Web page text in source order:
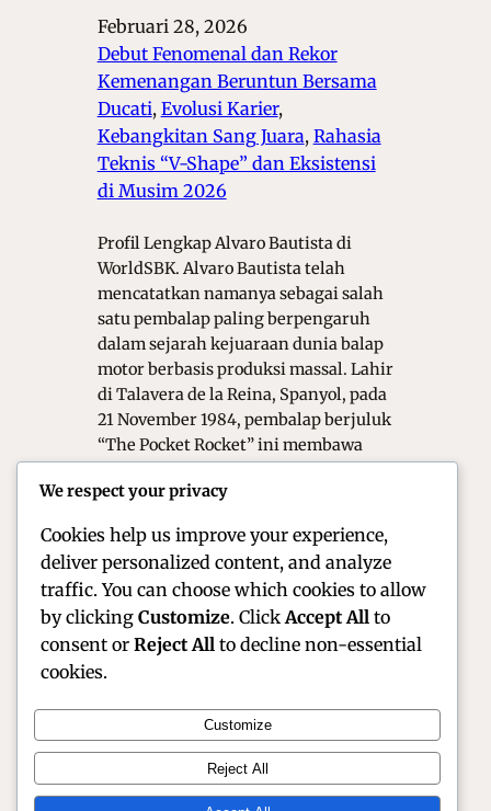
Februari 28, 2026
Debut Fenomenal dan Rekor
Kemenangan Beruntun Bersama
Ducati, Evolusi Karier ,
Kebangkitan Sang Juara, Rahasia
Teknis “V-Shape” dan Eksistensi
di Musim 2026
Profil Lengkap Alvaro Bautista di
WorldSBK. Alvaro Bautista telah
mencatatkan namanya sebagai salah
satu pembalap paling berpengaruh
dalam sejarah kejuaraan dunia balap
motor berbasis produksi massal. Lahir
di Talavera de la Reina, Spanyol, pada
21 November 1984, pembalap berjuluk
“The Pocket Rocket” ini membawa
Grand Prix ke jagat World Superbike
Official Site of Christian Montanari | Racer &
Motorsport Profile
We respect your privacy
Cookies help us improve your experience,
deliver personalized content, and analyze
traffic. You can choose which cookies to allow
by clicking Customize. Click Accept All to
consent or Reject All to decline non-essential
cookies.
Customize
Reject All